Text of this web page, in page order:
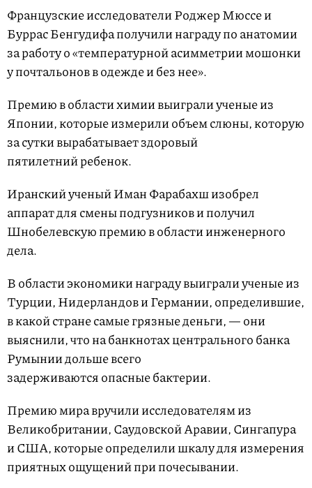
Французские исследователи Роджер Мюссе и
Буррас Бенгудифа получили награду по анатомии
за работу о «температурной асимметрии мошонки
у почтальонов в одежде и без нее».
Премию в области химии выиграли ученые из
Японии, которые измерили объем слюны, которую
за сутки вырабатывает здоровый
пятилетний ребенок.
Иранский ученый Иман Фарабахш изобрел
аппарат для смены подгузников и получил
Шнобелевскую премию в области инженерного
дела.
В области экономики награду выиграли ученые из
Турции, Нидерландов и Германии, определившие,
в какой стране самые грязные деньги, — они
выяснили, что на банкнотах центрального банка
Румынии дольше всего
задерживаются опасные бактерии.
Премию мира вручили исследователям из
Великобритании, Саудовской Аравии, Сингапура
и США, которые определили шкалу для измерения
приятных ощущений при почесывании.